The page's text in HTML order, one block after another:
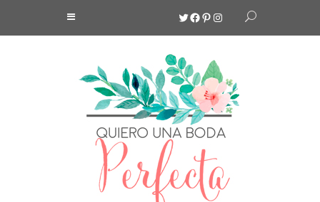
Twitter
Facebook
Pinterest
Instagram